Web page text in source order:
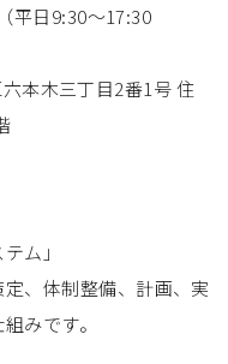
日9:30～17:30
本木三丁目2番1号 住
ム」
、体制整備、計画、実
みです。